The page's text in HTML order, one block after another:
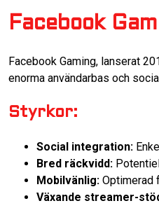
Facebook
Facebook Gaming, lanserat
enorma användarbas och
Styrkor:
Social integration:
Bred räckvidd:
Mobilvänlig: Optimerad
Växande streamer-